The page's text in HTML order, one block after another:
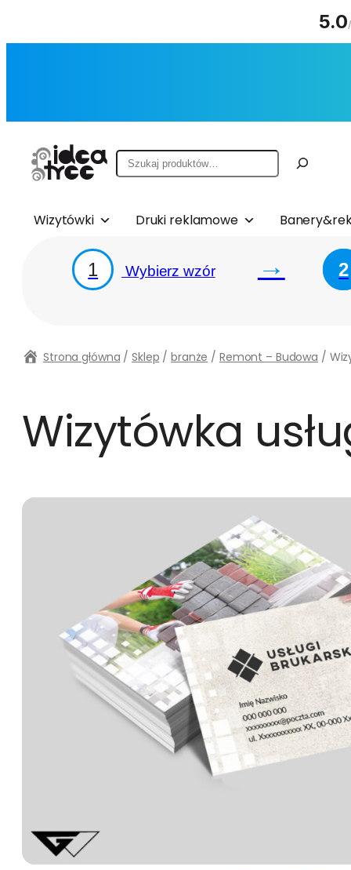
Szukaj
Wizytówki Druki reklamowe
1 Wybierz wzór → 2
Strona główna / Sklep / branże / Remont – Budowa /
Wizytówka
5.0/